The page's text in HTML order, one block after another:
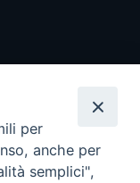
per
anche per
semplici",